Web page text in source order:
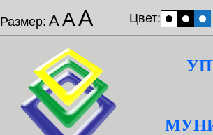
Размер: ААА Цвет: